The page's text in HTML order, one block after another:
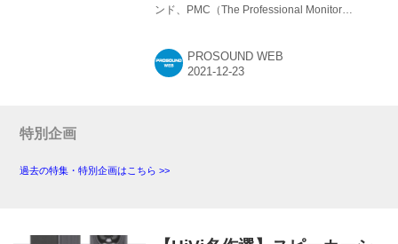
ンド、PMC（The Professional Monitor
ローディング・テクノロジーの搭載”を確立した
PMCの製品は、第一線のプロフェッショナルか
PROSOUND WEB
特別企画
過去の特集・特別企画はこちら >>